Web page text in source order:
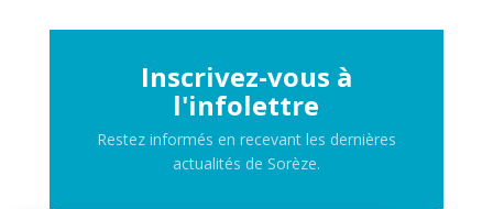
Inscrivez-vous à
l'infolettre
Restez informés en recevant les dernières
actualités de Sorèze.